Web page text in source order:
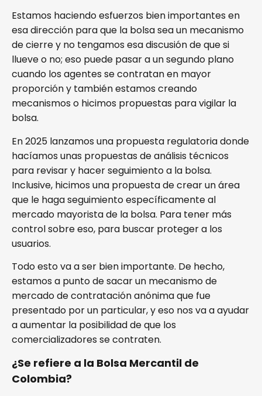
Estamos haciendo esfuerzos bien importantes en
esa dirección para que la bolsa sea un mecanismo
de cierre y no tengamos esa discusión de que si
llueve o no; eso puede pasar a un segundo plano
cuando los agentes se contratan en mayor
proporción y también estamos creando
mecanismos o hicimos propuestas para vigilar la
bolsa.
En 2025 lanzamos una propuesta regulatoria donde
hacíamos unas propuestas de análisis técnicos
para revisar y hacer seguimiento a la bolsa.
Inclusive, hicimos una propuesta de crear un área
que le haga seguimiento específicamente al
mercado mayorista de la bolsa. Para tener más
control sobre eso, para buscar proteger a los
usuarios.
Todo esto va a ser bien importante. De hecho,
estamos a punto de sacar un mecanismo de
mercado de contratación anónima que fue
presentado por un particular, y eso nos va a ayudar
a aumentar la posibilidad de que los
comercializadores se contraten.
¿Se refiere a la Bolsa Mercantil de
Colombia?